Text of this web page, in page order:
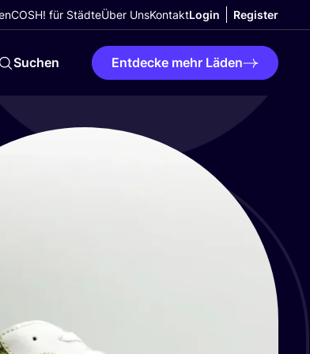
COSH! für StädteÜber UnsKontaktLogin Register
Suchen Entdecke mehr Läden